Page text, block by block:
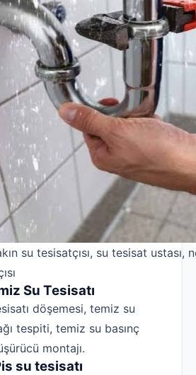
su tesisatçısı, su tesisat
Su Tesisatı
döşemesi, temiz su
tespiti, temiz su basınç
montajı.
su tesisatı